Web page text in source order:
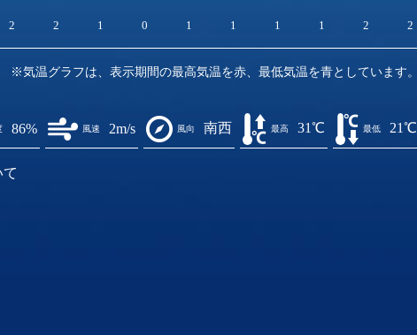
2 2 1 0 1 1 1 1 2 2
※気温グラフは、表示期間の最高気温を赤、最低気温を青としています。
86% 風速 2m/s 風向 南西 最高 31℃ 最低 21℃